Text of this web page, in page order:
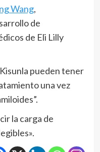
Wang,
de
de Eli Lilly
pueden tener
una vez
la carga de